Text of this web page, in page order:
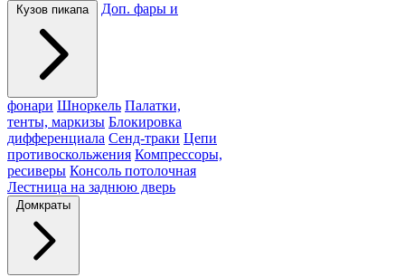
Кузов пикапа Доп. фары и
фонари Шноркель Палатки,
тенты, маркизы Блокировка
дифференциала Сенд-траки Цепи
противоскольжения Компрессоры,
ресиверы Консоль потолочная
Лестница на заднюю дверь
Домкраты